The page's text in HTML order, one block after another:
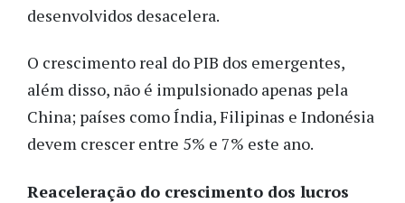
desenvolvidos desacelera.
O crescimento real do PIB dos emergentes,
além disso, não é impulsionado apenas pela
China; países como Índia, Filipinas e Indonésia
devem crescer entre 5% e 7% este ano.
Reaceleração do crescimento dos lucros